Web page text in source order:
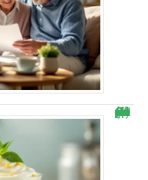
Cette mousse mascarpone citron rend accro : « Je ne peux plus m’arrêter ! » (recette simple et rapide à faire)